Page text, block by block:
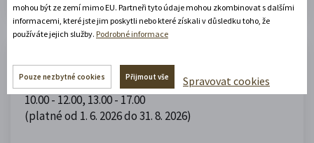
Městská obrazárna na zámku
10.00 - 12.00, 13.00 - 17.00
(platné od 1. 6. 2026 do 31. 8. 2026)
mohou být ze zemí mimo EU. Partneři tyto údaje mohou zkombinovat s dalšími
informacemi, které jste jim poskytli nebo které získali v důsledku toho, že
používáte jejich služby. Podrobné informace
Pouze nezbytné cookies Přijmout vše Spravovat cookies